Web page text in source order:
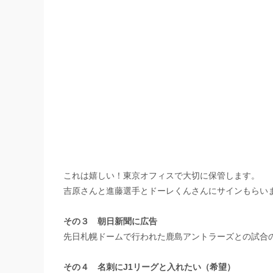
これは嬉しい！東京オフィスで大切に保管します。
吉原さんと進藤選手とドーレくんさんにサインもらい
その３ 朝日新聞に広告
先日札幌ドームで行われた鹿島アントラーズとの試合
その４ 名刺にJ1リーグと入れたい（希望）